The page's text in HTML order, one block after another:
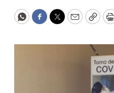
WhatsApp
Facebook
Twitter
Email